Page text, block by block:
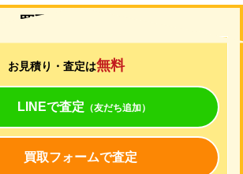
買取について
お見積り・査定は無料
LINEで査定 （友だち追加）
買取フォームで査定